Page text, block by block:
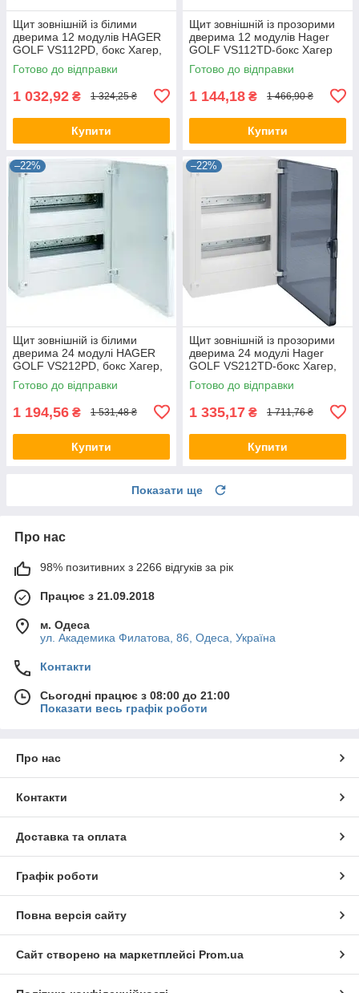
Щит зовнішній із білими
дверима 12 модулів HAGER
GOLF VS112РD, бокс Хагер,
шафа розподільна для
автоматів
Готово до відправки
1 032,92 ₴ 1 324,25 ₴
Купити
Щит зовнішній із прозорими
дверима 12 модулів Hager
GOLF VS112TD-бокс Хагер
шафа розподільна для
автоматів
Готово до відправки
1 144,18 ₴ 1 466,90 ₴
Купити
–22%
Щит зовнішній із білими
дверима 24 модулі HAGER
GOLF VS212РD, бокс Хагер,
шафа розподільна для
автоматів
Готово до відправки
1 194,56 ₴ 1 531,48 ₴
Купити
–22%
Щит зовнішній із прозорими
дверима 24 модулі Hager
GOLF VS212TD-бокс Хагер,
шафа розподільна для
автоматів
Готово до відправки
1 335,17 ₴ 1 711,76 ₴
Купити
Показати ще
Про нас
98% позитивних з 2266 відгуків за рік
Працює з 21.09.2018
м. Одеса
ул. Академика Филатова, 86, Одеса, Україна
Контакти
Сьогодні працює з 08:00 до 21:00
Показати весь графік роботи
Про нас
Контакти
Доставка та оплата
Графік роботи
Повна версія сайту
Сайт створено на маркетплейсі Prom.ua